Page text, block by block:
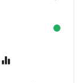
equalizer